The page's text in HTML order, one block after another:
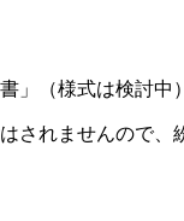
（様式は検討中
れませんので、